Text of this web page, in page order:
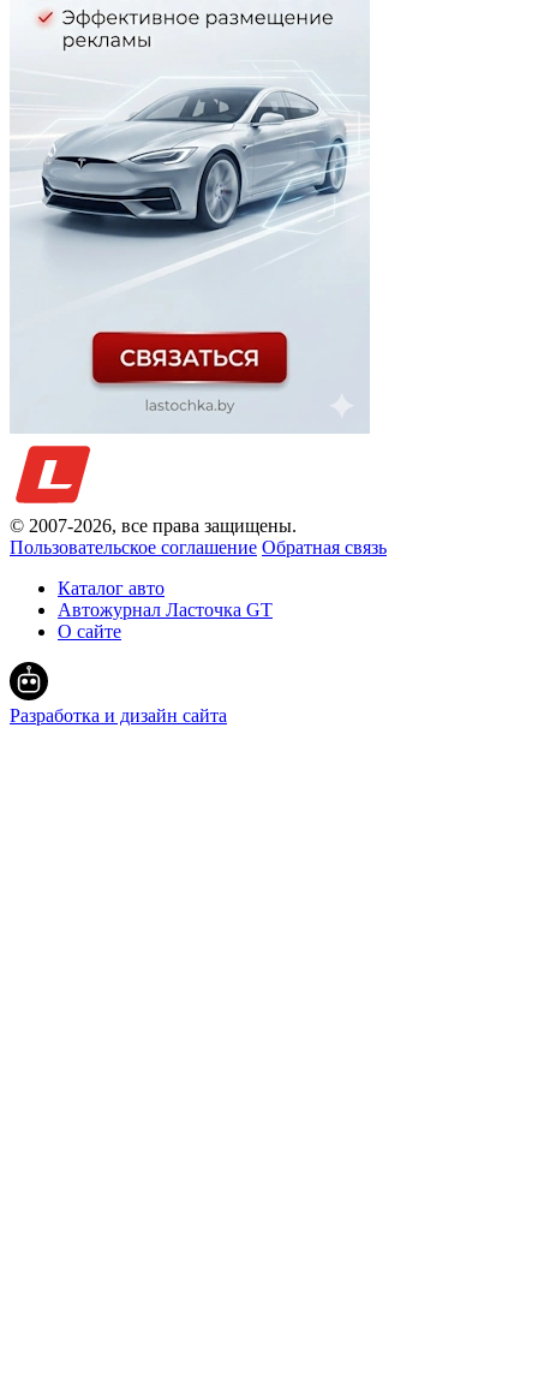
© 2007-2026, все права защищены.
Пользовательское соглашение Обратная связь
Каталог авто
Автожурнал Ласточка GT
О сайте
Разработка и дизайн сайта